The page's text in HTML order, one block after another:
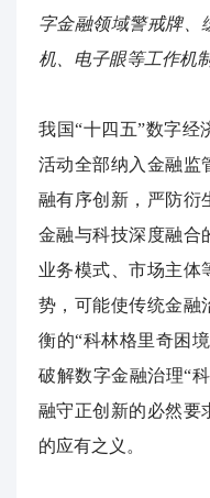
字金融领域警戒牌、
机、电子眼等工作机制
我国“十四五”数字经
活动全部纳入金融监
融有序创新，严防衍
金融与科技深度融合
业务模式、市场主体
势，可能使传统金融
衡的“科林格里奇困
破解数字金融治理“
融守正创新的必然要
的应有之义。